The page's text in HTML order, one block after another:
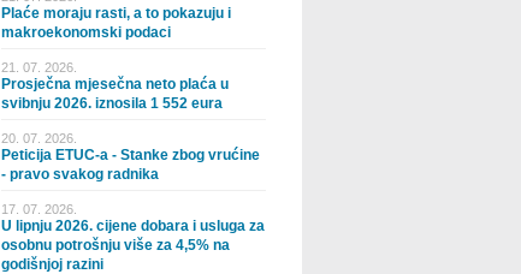
Plaće moraju rasti, a to pokazuju i
makroekonomski podaci
21. 07. 2026.
Prosječna mjesečna neto plaća u
svibnju 2026. iznosila 1 552 eura
20. 07. 2026.
Peticija ETUC-a - Stanke zbog vrućine
- pravo svakog radnika
17. 07. 2026.
U lipnju 2026. cijene dobara i usluga za
osobnu potrošnju više za 4,5% na
godišnjoj razini